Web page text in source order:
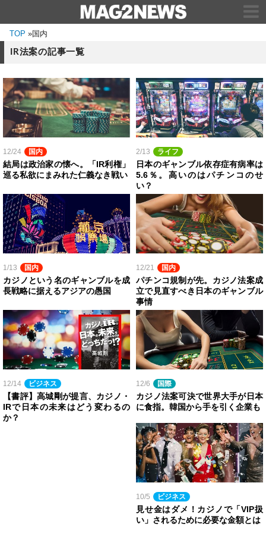
TOP »国内
IR法案の記事一覧
12/24 国内
結局は政治家の懐へ。「IR利権」
巡る私欲にまみれた仁義なき戦い
2/13 ライフ
日本のギャンブル依存症有病率は
5.6％。高いのはパチンコのせ
い？
1/13 国内
カジノという名のギャンブルを成
長戦略に据えるアジアの愚国
12/21 国内
パチンコ規制が先。カジノ法案成
立で見直すべき日本のギャンブル
事情
12/14 ビジネス
【書評】高城剛が提言、カジノ・
IRで日本の未来はどう変わるの
か？
12/6 国際
カジノ法案可決で世界大手が日本
に食指。韓国から手を引く企業も
10/5 ビジネス
見せ金はダメ！カジノで「VIP扱
い」されるために必要な金額とは